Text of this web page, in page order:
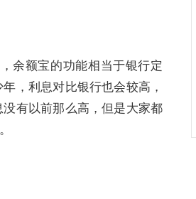
余额宝的功能相当于银行定
，利息对比银行也会较高，
有以前那么高，但是大家都